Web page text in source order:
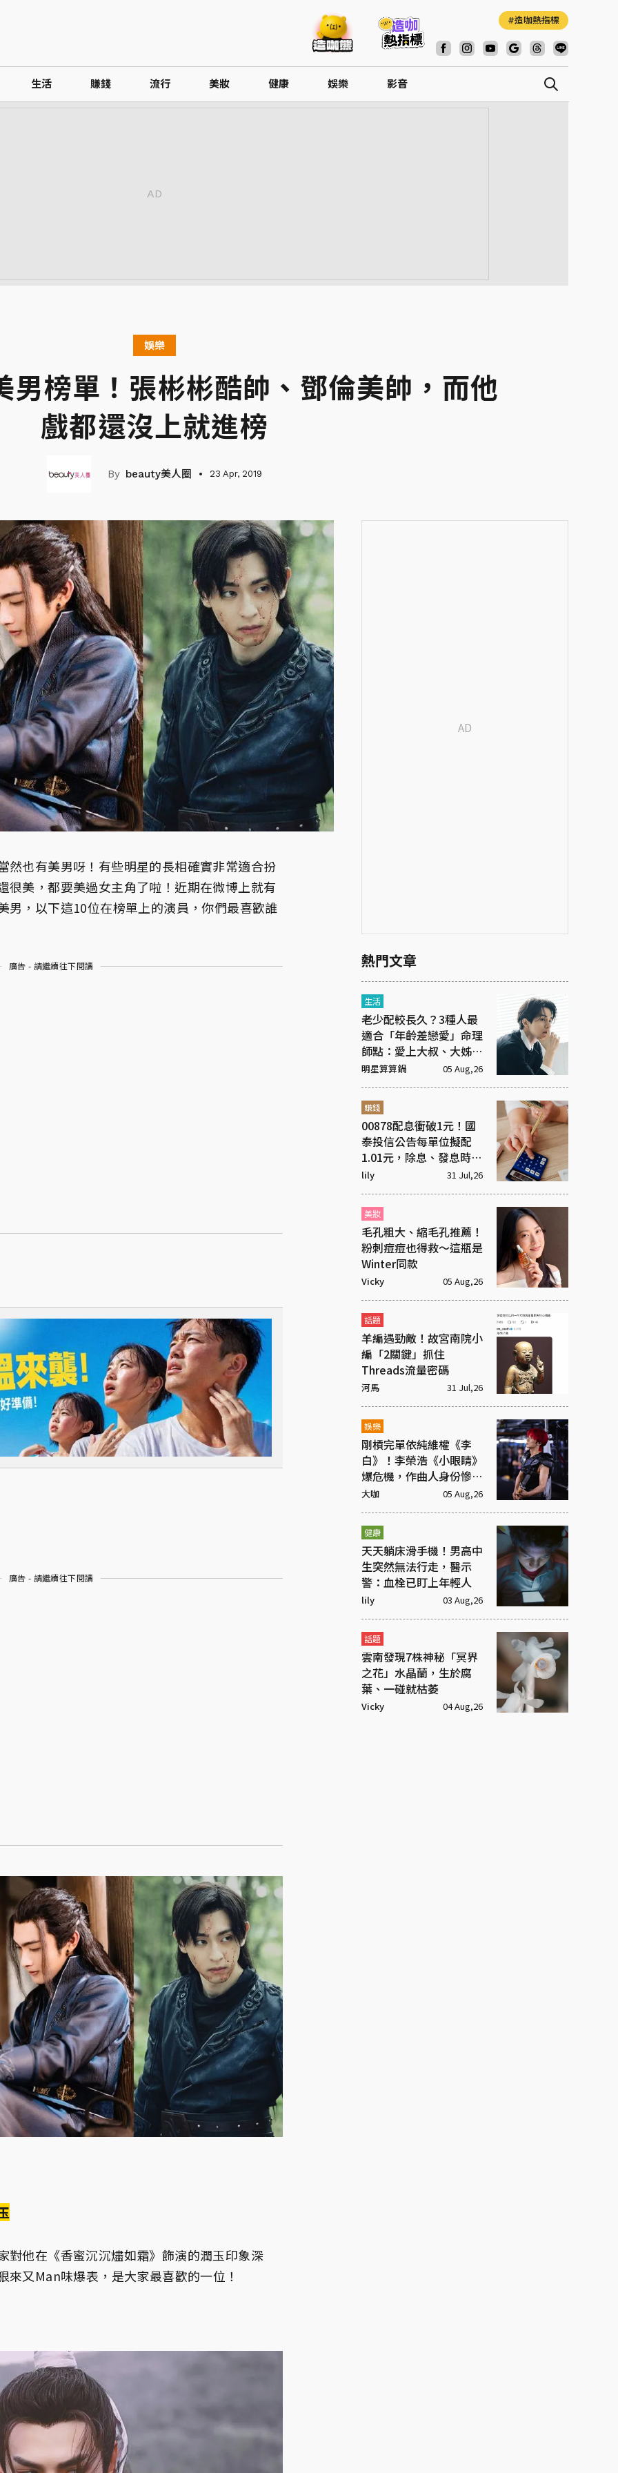
造咖熱指標
生活 賺錢 流行 美妝 健康 娛樂 影音
娛樂
男榜單！張彬彬酷帥、鄧倫美帥，而他
戲都還沒上就進榜
beauty美人圈 23 Apr, 2019
然也有美男呀！有些明星的長相確實非常適合扮
很美，都要美過女主角了啦！近期在微博上就有
男，以下這10位在榜單上的演員，你們最喜歡誰
廣告 - 請繼續往下閱讀
廣告 - 請繼續往下閱讀
對他在《香蜜沉沉燼如霜》飾演的潤玉印象深
又Man味爆表，是大家最喜歡的一位！
熱門文章
生活
老少配較長久？3種人最
適合「年齡差戀愛」命理
師點：愛上大叔、大姊有
原因
明星算算鍋 05 Aug,26
賺錢
00878配息衝破1元！國
泰投信公告每單位擬配
1.01元，除息、發息時間
一次看！
lily 31 Jul,26
美妝
毛孔粗大、縮毛孔推薦！
粉刺痘痘也得救～這瓶是
Winter同款
Vicky 05 Aug,26
話題
羊編遇勁敵！故宮南院小
編「2關鍵」抓住
Threads流量密碼
河馬 31 Jul,26
娛樂
剛槓完單依純維權《李
白》！李榮浩《小眼睛》
爆危機，作曲人身份慘遭
抹去
大咖 05 Aug,26
健康
天天躺床滑手機！男高中
生突然無法行走，醫示
警：血栓已盯上年輕人
lily 03 Aug,26
話題
雲南發現7株神秘「冥界
之花」水晶蘭，生於腐
葉、一碰就枯萎
Vicky 04 Aug,26